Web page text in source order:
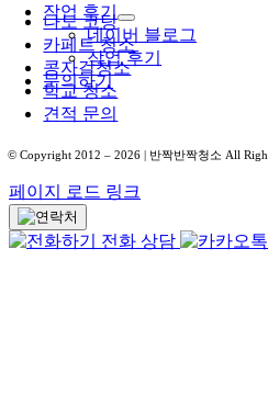
작업 후기
네이버 블로그
작업 후기
문의하기
나노 코팅
카페트 청소
콩자갈청소
학교 청소
견적 문의
© Copyright 2012 – 2026 | 반짝반짝청소 All
페이지 로드 링크
전화 상담